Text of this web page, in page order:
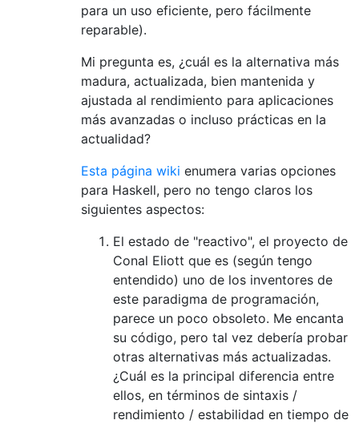
para un uso eficiente, pero fácilmente
reparable).
Mi pregunta es, ¿cuál es la alternativa más
madura, actualizada, bien mantenida y
ajustada al rendimiento para aplicaciones
más avanzadas o incluso prácticas en la
actualidad?
Esta página wiki enumera varias opciones
para Haskell, pero no tengo claros los
siguientes aspectos:
El estado de "reactivo", el proyecto de
Conal Eliott que es (según tengo
entendido) uno de los inventores de
este paradigma de programación,
parece un poco obsoleto. Me encanta
su código, pero tal vez debería probar
otras alternativas más actualizadas.
¿Cuál es la principal diferencia entre
ellos, en términos de sintaxis /
rendimiento / estabilidad en tiempo de